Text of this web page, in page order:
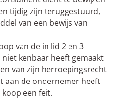
tijdig zijn teruggestuurd,
van een bewijs van
van de in lid 2 en 3
kenbaar heeft gemaakt
van zijn herroepingsrecht
aan de ondernemer heeft
een feit.